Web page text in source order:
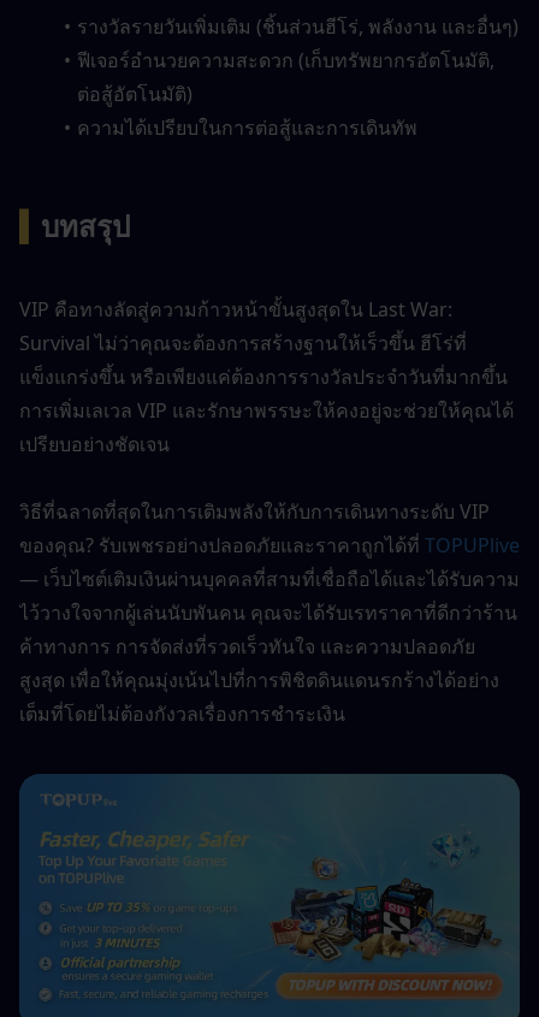
รางวัลรายวันเพิ่มเติม (ชิ้นส่วนฮีโร่, พลังงาน และอื่นๆ)
ฟีเจอร์อำนวยความสะดวก (เก็บทรัพยากรอัตโนมัติ,
ต่อสู้อัตโนมัติ)
ความได้เปรียบในการต่อสู้และการเดินทัพ
บทสรุป
VIP คือทางลัดสู่ความก้าวหน้าขั้นสูงสุดใน Last War:
Survival ไม่ว่าคุณจะต้องการสร้างฐานให้เร็วขึ้น ฮีโร่ที่
แข็งแกร่งขึ้น หรือเพียงแค่ต้องการรางวัลประจำวันที่มากขึ้น
การเพิ่มเลเวล VIP และรักษาพรรษะให้คงอยู่จะช่วยให้คุณได้
เปรียบอย่างชัดเจน
วิธีที่ฉลาดที่สุดในการเติมพลังให้กับการเดินทางระดับ VIP
ของคุณ? รับเพชรอย่างปลอดภัยและราคาถูกได้ที่ TOPUPlive
— เว็บไซต์เติมเงินผ่านบุคคลที่สามที่เชื่อถือได้และได้รับความ
ไว้วางใจจากผู้เล่นนับพันคน คุณจะได้รับเรทราคาที่ดีกว่าร้าน
ค้าทางการ การจัดส่งที่รวดเร็วทันใจ และความปลอดภัย
สูงสุด เพื่อให้คุณมุ่งเน้นไปที่การพิชิตดินแดนรกร้างได้อย่าง
เต็มที่โดยไม่ต้องกังวลเรื่องการชำระเงิน